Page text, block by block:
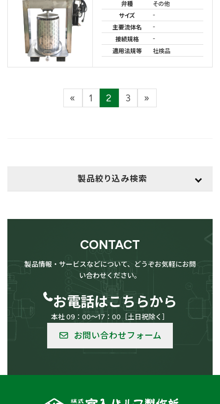
弁種
その他
サイズ
-
主要流体名
-
接続規格
-
適用法規等
社検品
り
«
固
1
固
2
固
3 »
製品絞り込み検索
低温用 バルク供給用
CONTACT
製品情報・サービスなどについて、どうぞお気軽にお問
い合わせください。
お電話はこちらから
本社 09：00～17：00［土日祝除く］
お問い合わせフォーム